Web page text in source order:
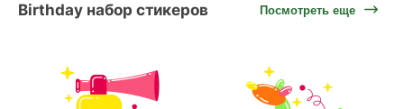
Birthday набор стикеров Посмотреть еще